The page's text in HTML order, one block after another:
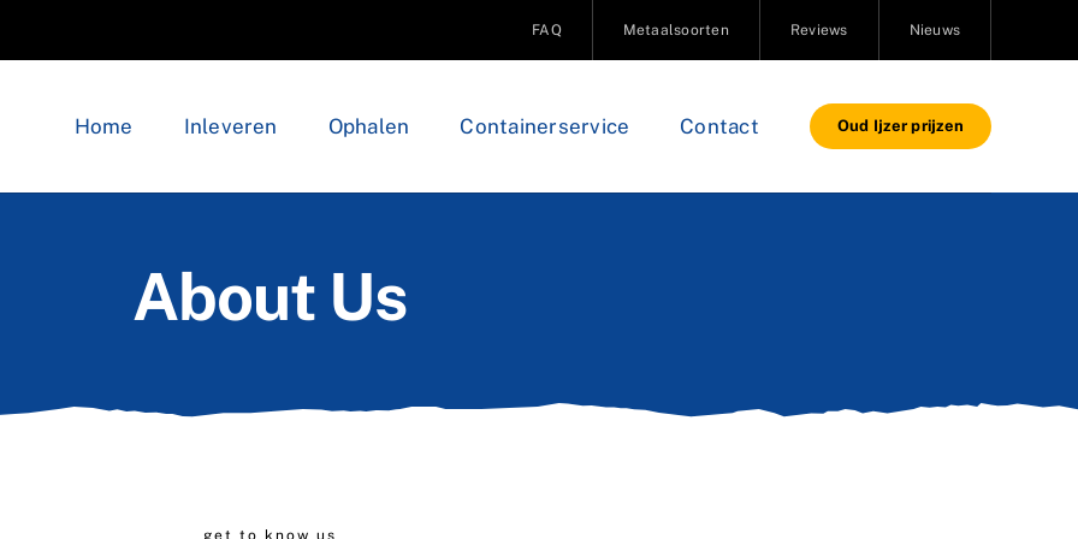
FAQ Metaalsoorten Reviews Nieuws
Home Inleveren Ophalen Containerservice Contact Oud Ijzer prijzen
About Us
get to know us